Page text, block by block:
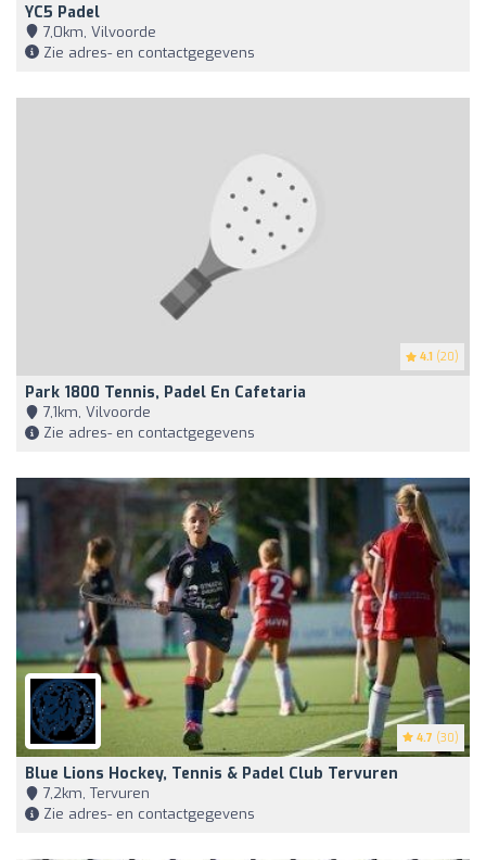
YC5 Padel
7,0km, Vilvoorde
Zie adres- en contactgegevens
4.1 (20)
Park 1800 Tennis, Padel En Cafetaria
7,1km, Vilvoorde
Zie adres- en contactgegevens
4.7 (30)
Blue Lions Hockey, Tennis & Padel Club Tervuren
7,2km, Tervuren
Zie adres- en contactgegevens